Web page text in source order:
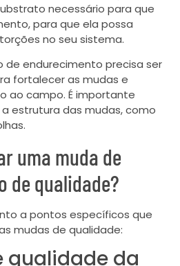
necessário para que
para que ela possa
no seu sistema.
de endurecimento precisa ser
fortalecer as mudas e
ao campo. É importante
estrutura das mudas, como
uma muda de
de qualidade?
a pontos específicos que
mudas de qualidade:
qualidade da